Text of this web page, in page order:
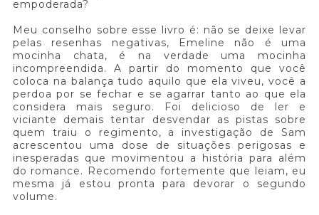
empoderada?
Meu conselho sobre esse livro é: não se deixe levar
pelas resenhas negativas, Emeline não é uma
mocinha chata, é na verdade uma mocinha
incompreendida. A partir do momento que você
coloca na balança tudo aquilo que ela viveu, você a
perdoa por se fechar e se agarrar tanto ao que ela
considera mais seguro. Foi delicioso de ler e
viciante demais tentar desvendar as pistas sobre
quem traiu o regimento, a investigação de Sam
acrescentou uma dose de situações perigosas e
inesperadas que movimentou a história para além
do romance. Recomendo fortemente que leiam, eu
mesma já estou pronta para devorar o segundo
volume.